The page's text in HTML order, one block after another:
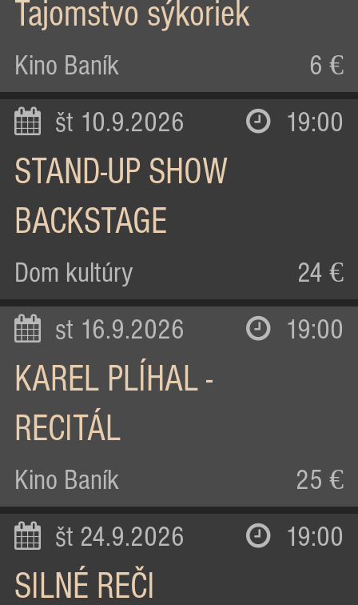
Tajomstvo sýkoriek
Kino Baník 6 €
št 10.9.2026 19:00
STAND-UP SHOW
BACKSTAGE
Dom kultúry 24 €
st 16.9.2026 19:00
KAREL PLÍHAL -
RECITÁL
Kino Baník 25 €
št 24.9.2026 19:00
SILNÉ REČI